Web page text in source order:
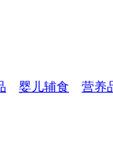
婴儿辅食 营养